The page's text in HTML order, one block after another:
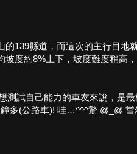
139縣道，而這次的主行目地
度約8%上下，坡度難度稍高
試自己能力的車友來說，是
多(公路車)! 哇…^^^驚 @_@